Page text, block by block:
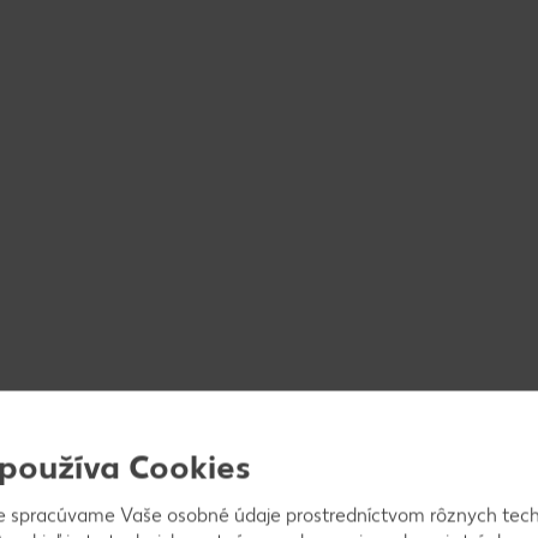
Cookies
spracúvame Vaše osobné údaje prostredníctvom rôznych